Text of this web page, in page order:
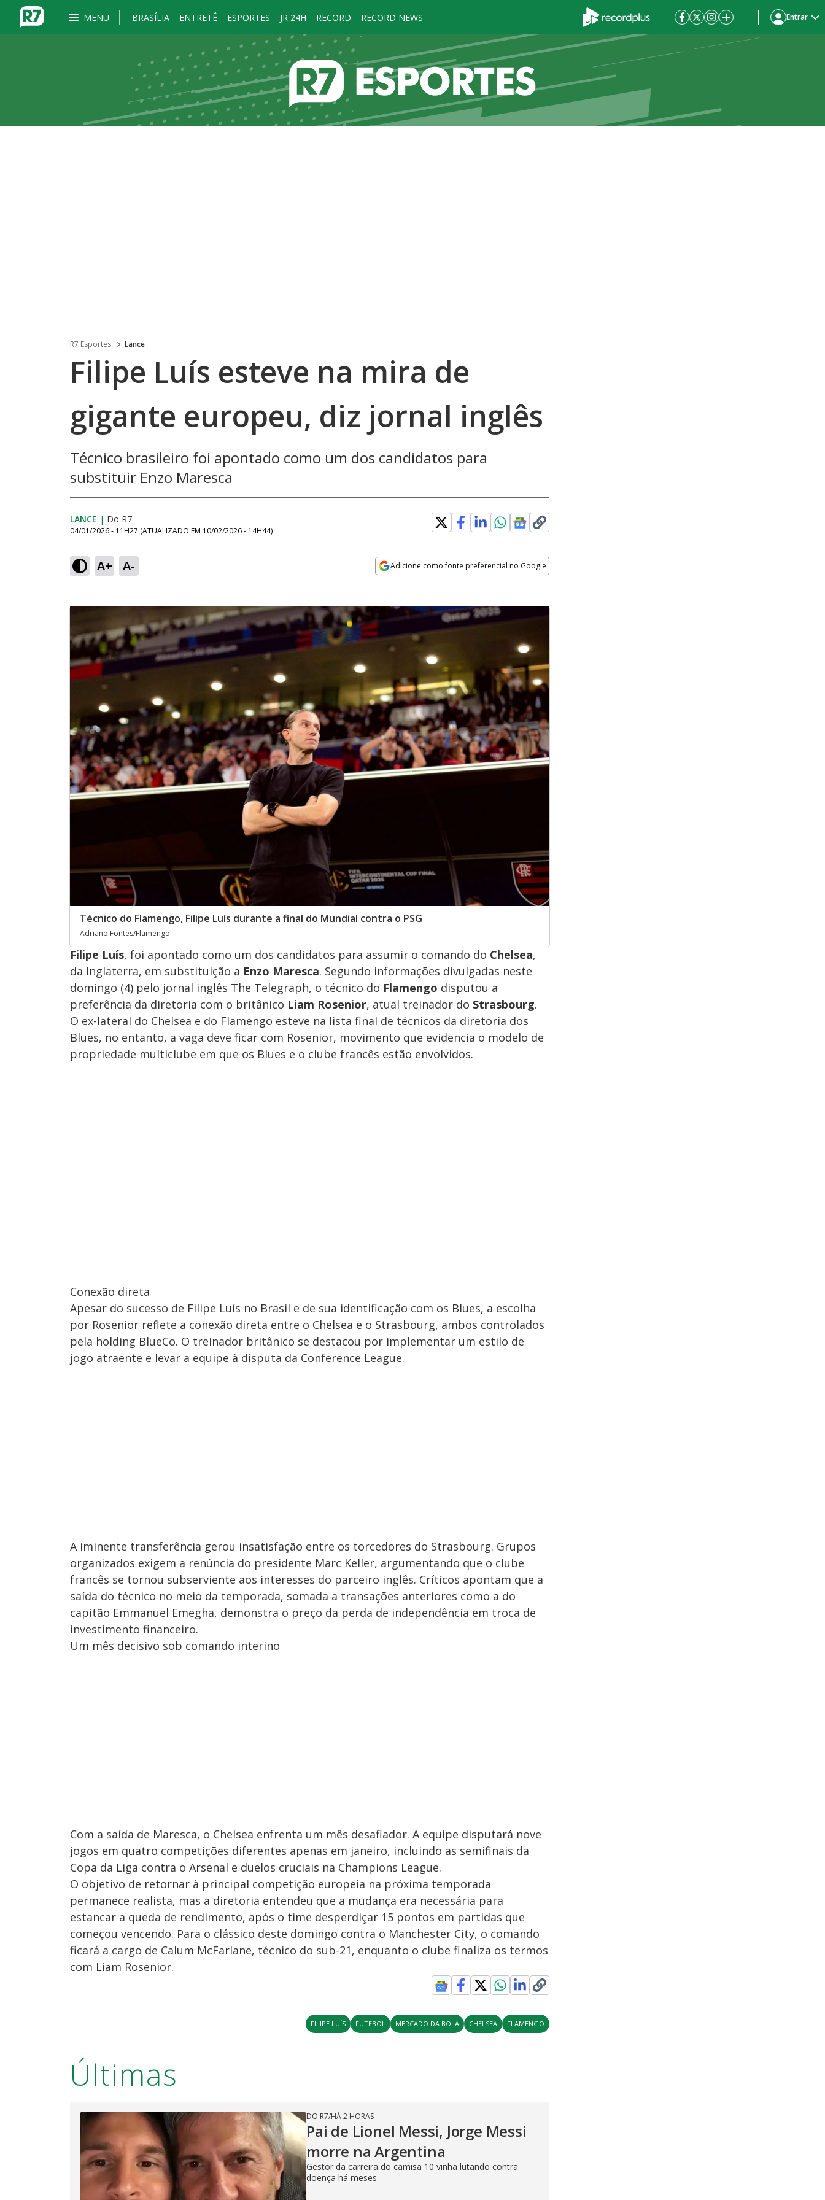
MENU BRASÍLIA ENTRETÊ ESPORTES JR 24H RECORD RECORD NEWS Entrar
R7 Esportes Lance
Filipe Luís esteve na mira de
gigante europeu, diz jornal inglês
Técnico brasileiro foi apontado como um dos candidatos para
substituir Enzo Maresca
LANCE | Do R7
04/01/2026 - 11H27 (ATUALIZADO EM 10/02/2026 - 14H44)
A+ A- Adicione como fonte preferencial no Google
Técnico do Flamengo, Filipe Luís durante a final do Mundial contra o PSG
Adriano Fontes/Flamengo
Filipe Luís, foi apontado como um dos candidatos para assumir o comando do Chelsea,
da Inglaterra, em substituição a Enzo Maresca. Segundo informações divulgadas neste
domingo (4) pelo jornal inglês The Telegraph, o técnico do Flamengo disputou a
preferência da diretoria com o britânico Liam Rosenior, atual treinador do Strasbourg.
O ex-lateral do Chelsea e do Flamengo esteve na lista final de técnicos da diretoria dos
Blues, no entanto, a vaga deve ficar com Rosenior, movimento que evidencia o modelo de
propriedade multiclube em que os Blues e o clube francês estão envolvidos.
Conexão direta
Apesar do sucesso de Filipe Luís no Brasil e de sua identificação com os Blues, a escolha
por Rosenior reflete a conexão direta entre o Chelsea e o Strasbourg, ambos controlados
pela holding BlueCo. O treinador britânico se destacou por implementar um estilo de
jogo atraente e levar a equipe à disputa da Conference League.
A iminente transferência gerou insatisfação entre os torcedores do Strasbourg. Grupos
organizados exigem a renúncia do presidente Marc Keller, argumentando que o clube
francês se tornou subserviente aos interesses do parceiro inglês. Críticos apontam que a
saída do técnico no meio da temporada, somada a transações anteriores como a do
capitão Emmanuel Emegha, demonstra o preço da perda de independência em troca de
investimento financeiro.
Um mês decisivo sob comando interino
Com a saída de Maresca, o Chelsea enfrenta um mês desafiador. A equipe disputará nove
jogos em quatro competições diferentes apenas em janeiro, incluindo as semifinais da
Copa da Liga contra o Arsenal e duelos cruciais na Champions League.
O objetivo de retornar à principal competição europeia na próxima temporada
permanece realista, mas a diretoria entendeu que a mudança era necessária para
estancar a queda de rendimento, após o time desperdiçar 15 pontos em partidas que
começou vencendo. Para o clássico deste domingo contra o Manchester City, o comando
ficará a cargo de Calum McFarlane, técnico do sub-21, enquanto o clube finaliza os termos
com Liam Rosenior.
FILIPE LUÍS FUTEBOL MERCADO DA BOLA CHELSEA FLAMENGO
Últimas
DO R7/HÁ 2 HORAS
Pai de Lionel Messi, Jorge Messi
morre na Argentina
Gestor da carreira do camisa 10 vinha lutando contra
doença há meses